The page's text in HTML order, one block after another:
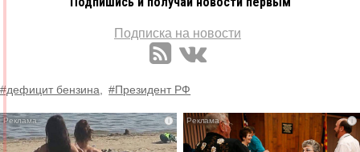
Подписка на новости
#дефицит бензина, #Президент РФ
i i